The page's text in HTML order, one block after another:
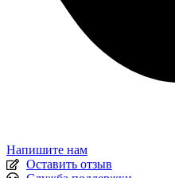
Напишите нам
Оставить отзыв